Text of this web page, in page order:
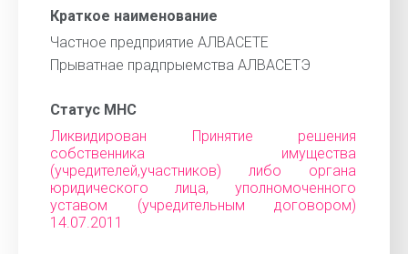
Краткое наименование
Частное предприятие АЛВАСЕТЕ
Прыватнае прадпрыемства АЛВАСЕТЭ
Статус МНС
Ликвидирован Принятие решения
собственника имущества
(учредителей,участников) либо органа
юридического лица, уполномоченного
уставом (учредительным договором)
14.07.2011